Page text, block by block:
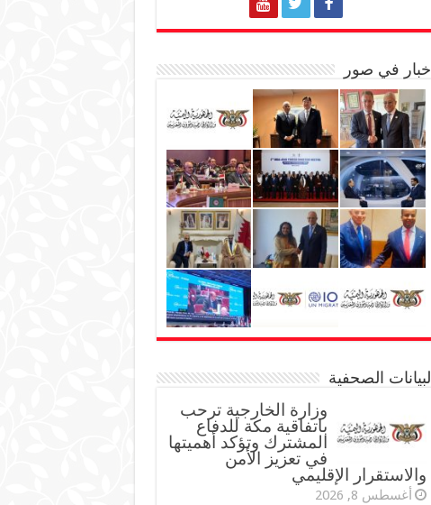
أخبار في صور
البيانات الصحفية
وزارة الخارجية ترحب
باتفاقية مكة للدفاع
المشترك وتؤكد أهميتها
في تعزيز الأمن
والاستقرار الإقليمي
أغسطس 8, 2026